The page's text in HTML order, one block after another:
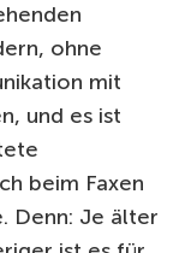
ohne
mit
und es ist
beim Faxen
Denn: Je älter